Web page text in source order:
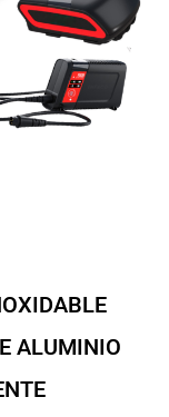
ALUMINIO